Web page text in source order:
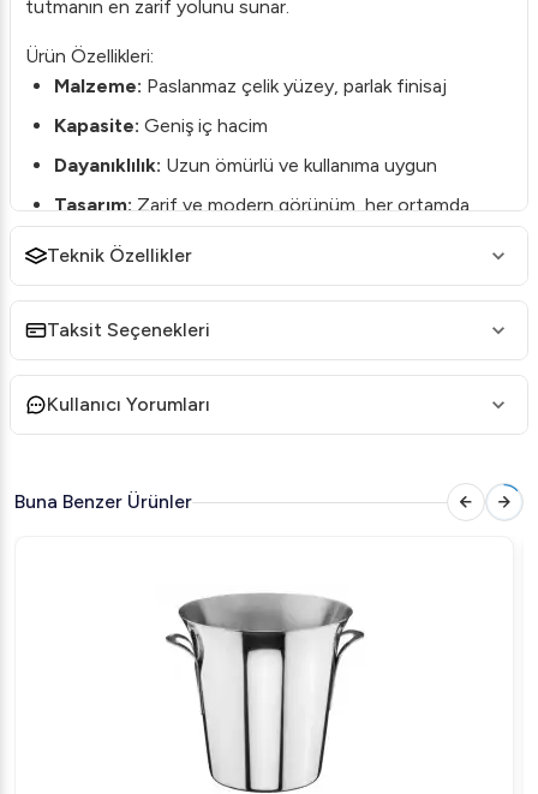
tutmanın en zarif yolunu sunar.
Ürün Özellikleri:
Malzeme: Paslanmaz çelik yüzey, parlak finisaj
Kapasite: Geniş iç hacim
Dayanıklılık: Uzun ömürlü ve kullanıma uygun
Tasarım:Zarif ve modern görünüm, her ortamda
estetik sağlar
Kullanım Alanları:
Restoranlar
Oteller
Barlar
Parlak yüzeyiyle göz alıcı bir sunum sergileyen bu buz
Öztiryakiler kalitesiyle uzun yıllar güvenle kullanabilirsiniz.
Buz kovasına hemen sahip olun ve içeceklerinizi stil sahibi
bir şekilde sunmanın keyfini çıkarın.
Lütfen satış sayfamızı ziyaret ederek bu ürünün
sizin için sunulan en iyi fiyatını öğrenin. Sipariş verirken
memnuniyetiniz bizim için önceliklidir.
Teknik Özellikler
Taksit Seçenekleri
Kullanıcı Yorumları
Buna Benzer Ürünler